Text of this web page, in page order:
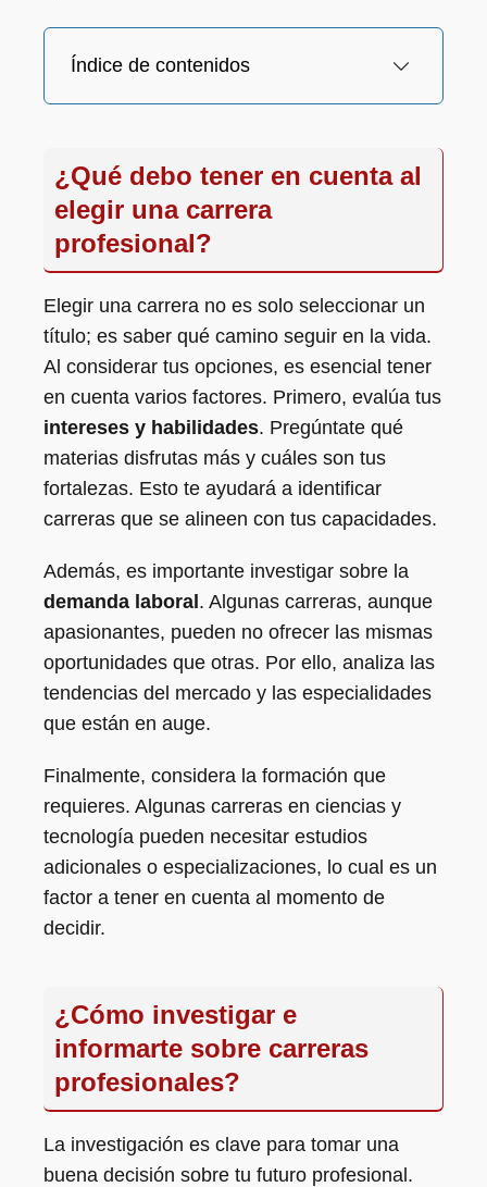
Índice de contenidos
¿Qué debo tener en cuenta al
elegir una carrera
profesional?
Elegir una carrera no es solo seleccionar un
título; es saber qué camino seguir en la vida.
Al considerar tus opciones, es esencial tener
en cuenta varios factores. Primero, evalúa tus
intereses y habilidades. Pregúntate qué
materias disfrutas más y cuáles son tus
fortalezas. Esto te ayudará a identificar
carreras que se alineen con tus capacidades.
Además, es importante investigar sobre la
demanda laboral . Algunas carreras, aunque
apasionantes, pueden no ofrecer las mismas
oportunidades que otras. Por ello, analiza las
tendencias del mercado y las especialidades
que están en auge.
Finalmente, considera la formación que
requieres. Algunas carreras en ciencias y
tecnología pueden necesitar estudios
adicionales o especializaciones, lo cual es un
factor a tener en cuenta al momento de
decidir.
¿Cómo investigar e
informarte sobre carreras
profesionales?
La investigación es clave para tomar una
buena decisión sobre tu futuro profesional.